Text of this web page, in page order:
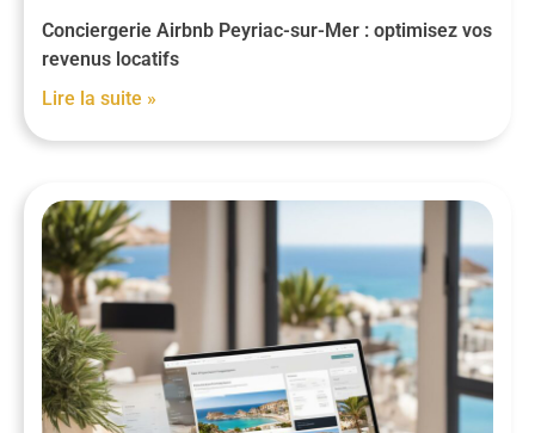
Conciergerie Airbnb Peyriac-sur-Mer : optimisez vos
revenus locatifs
Lire la suite »